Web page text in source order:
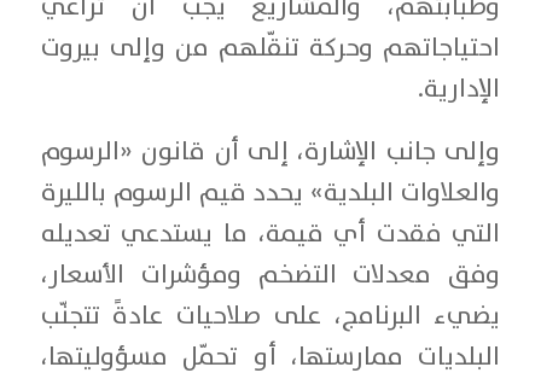
احتياجاتهم وحركة تنقّلهم من وإلى بيروت
الإدارية.
وإلى جانب الإشارة، إلى أن قانون «الرسوم
والعلاوات البلدية» يحدد قيم الرسوم بالليرة
التي فقدت أي قيمة، ما يستدعي تعديله
وفق معدلات التضخم ومؤشرات الأسعار،
يضيء البرنامج، على صلاحيات عادةً تتجنّب
البلديات ممارستها، أو تحمّل مسؤوليتها،